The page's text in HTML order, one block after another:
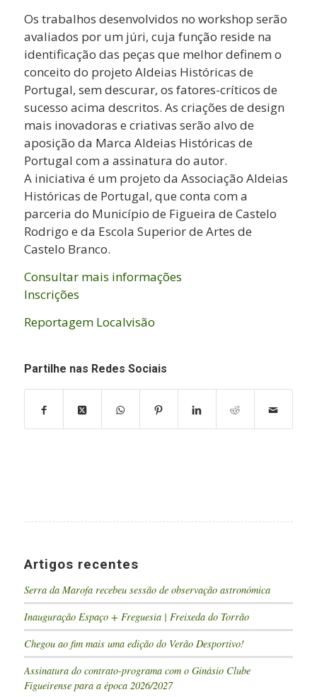
Os trabalhos desenvolvidos no workshop serão
avaliados por um júri, cuja função reside na
identificação das peças que melhor definem o
conceito do projeto Aldeias Históricas de
Portugal, sem descurar, os fatores-críticos de
sucesso acima descritos. As criações de design
mais inovadoras e criativas serão alvo de
aposição da Marca Aldeias Históricas de
Portugal com a assinatura do autor.
A iniciativa é um projeto da Associação Aldeias
Históricas de Portugal, que conta com a
parceria do Município de Figueira de Castelo
Rodrigo e da Escola Superior de Artes de
Castelo Branco.
Consultar mais informações
Inscrições
Reportagem Localvisão
Partilhe nas Redes Sociais
Artigos recentes
Serra da Marofa recebeu sessão de observação astronómica
Inauguração Espaço + Freguesia | Freixeda do Torrão
Chegou ao fim mais uma edição do Verão Desportivo!
Assinatura do contrato-programa com o Ginásio Clube
Figueirense para a época 2026/2027